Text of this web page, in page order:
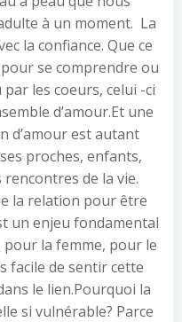
à un moment. La
la confiance. Que ce
se comprendre ou
les coeurs, celui -ci
d’amour.Et une
d’amour est autant
proches, enfants,
de la vie.
la relation pour être
un enjeu fondamental
pour la femme, pour le
facile de sentir cette
le lien.Pourquoi la
si vulnérable? Parce